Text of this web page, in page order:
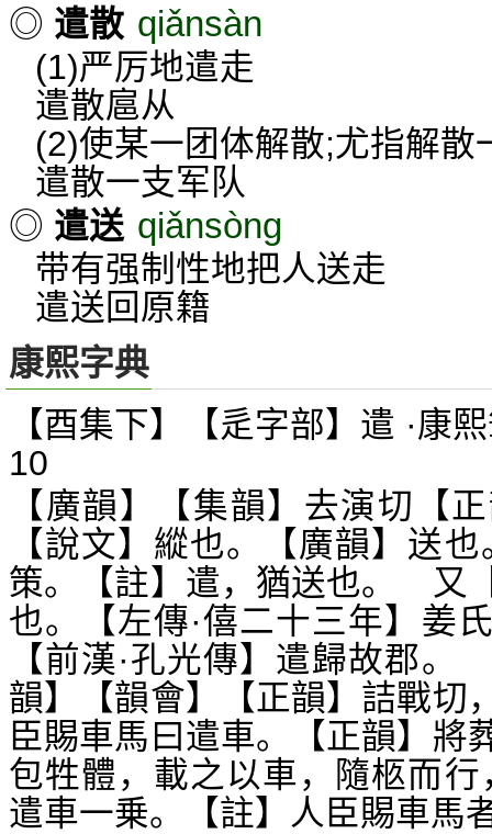
◎ 遣散 qiǎnsàn
(1)严厉地遣走
遣散扈从
(2)使某一团体解散;尤指解散
遣散一支军队
◎ 遣送 qiǎnsòng
带有强制性地把人送走
遣送回原籍
康熙字典
【酉集下】【辵字部】遣 ·康
10
【廣韻】【集韻】去演切【
【說文】縱也。【廣韻】送
策。【註】遣，猶送也。 又
也。【左傳·僖二十三年】姜
【前漢·孔光傳】遣歸故郡
韻】【韻會】【正韻】詰戰切
臣賜車馬曰遣車。【正韻】將
包牲體，載之以車，隨柩而
遣車一乗。【註】人臣賜車馬